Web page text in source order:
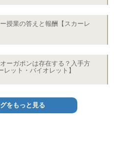
授業の答えと報酬【スカーレ
ーガポンは存在する？入手方
ット・バイオレット】
をもっと見る